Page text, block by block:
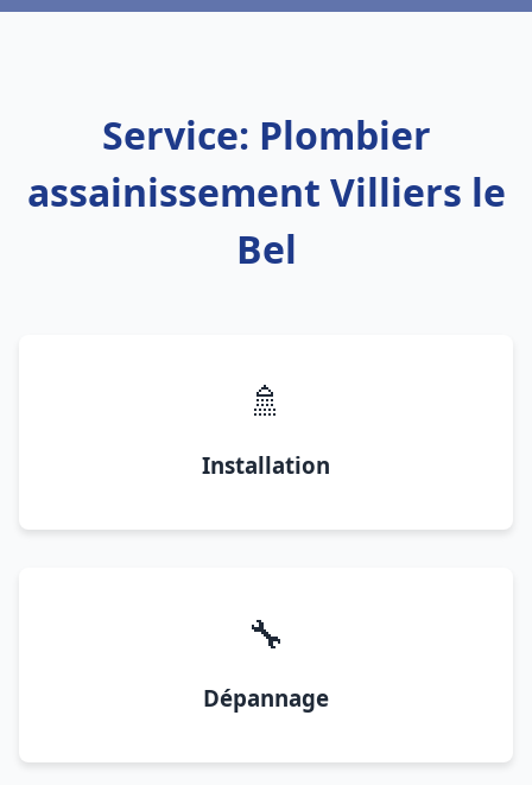
Service: Plombier
assainissement Villiers le
Bel
🚿
Installation
🔧
Dépannage